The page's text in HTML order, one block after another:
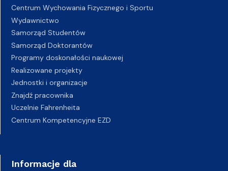
Centrum Wychowania Fizycznego i Sportu
Wydawnictwo
Samorząd Studentów
Samorząd Doktorantów
Programy doskonałości naukowej
Realizowane projekty
Jednostki i organizacje
Znajdź pracownika
Uczelnie Fahrenheita
Centrum Kompetencyjne EZD
Informacje dla